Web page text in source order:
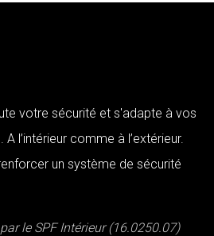
votre sécurité et s'adapte à vos
l’intérieur comme à l’extérieur.
un système de sécurité
le SPF Intérieur (16.0250.07)